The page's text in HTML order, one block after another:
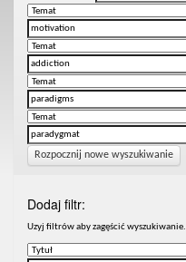
Rozpocznij nowe wyszukiwanie
Dodaj filtr:
Uzyj filtrów aby zagęścić wyszukiwanie.